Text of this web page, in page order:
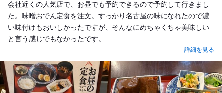
会社近くの人気店で、お昼でも予約できるので予約して行きまし
た。味噌おでん定食を注文。すっかり名古屋の味になれたので濃
い味付けもおいしかったですが、そんなにめちゃくちゃ美味しい
と言う感じでもなかったです。
詳細を見る